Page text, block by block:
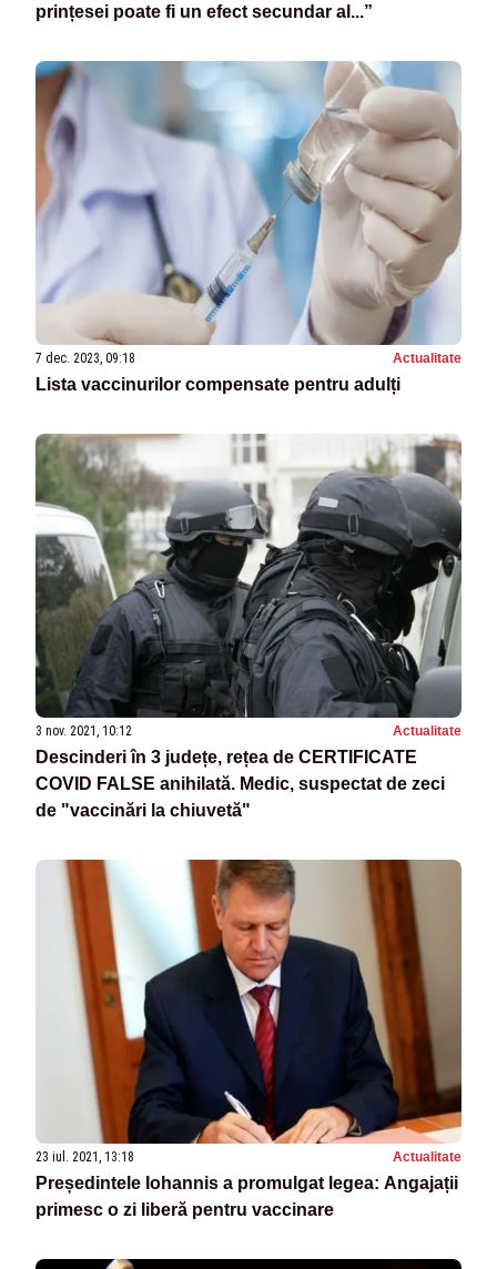
prințesei poate fi un efect secundar al...”
7 dec. 2023, 09:18 Actualitate
Lista vaccinurilor compensate pentru adulți
3 nov. 2021, 10:12 Actualitate
Descinderi în 3 județe, rețea de CERTIFICATE
COVID FALSE anihilată. Medic, suspectat de zeci
de "vaccinări la chiuvetă"
23 iul. 2021, 13:18 Actualitate
Președintele Iohannis a promulgat legea: Angajații
primesc o zi liberă pentru vaccinare